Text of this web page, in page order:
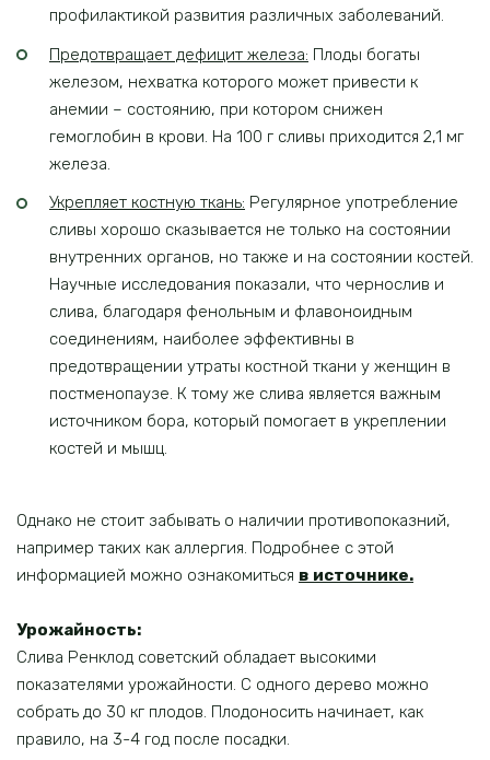
профилактикой развития различных заболеваний.
Предотвращает дефицит железа: Плоды богаты
железом, нехватка которого может привести к
анемии – состоянию, при котором снижен
гемоглобин в крови. На 100 г сливы приходится 2,1 мг
железа.
Укрепляет костную ткань: Регулярное употребление
сливы хорошо сказывается не только на состоянии
внутренних органов, но также и на состоянии костей.
Научные исследования показали, что чернослив и
слива, благодаря фенольным и флавоноидным
соединениям, наиболее эффективны в
предотвращении утраты костной ткани у женщин в
постменопаузе. К тому же слива является важным
источником бора, который помогает в укреплении
костей и мышц.
Однако не стоит забывать о наличии противопоказний,
например таких как аллергия. Подробнее с этой
информацией можно ознакомиться в источнике.
Урожайность:
Слива Ренклод советский обладает высокими
показателями урожайности. С одного дерево можно
собрать до 30 кг плодов. Плодоносить начинает, как
правило, на 3-4 год после посадки.